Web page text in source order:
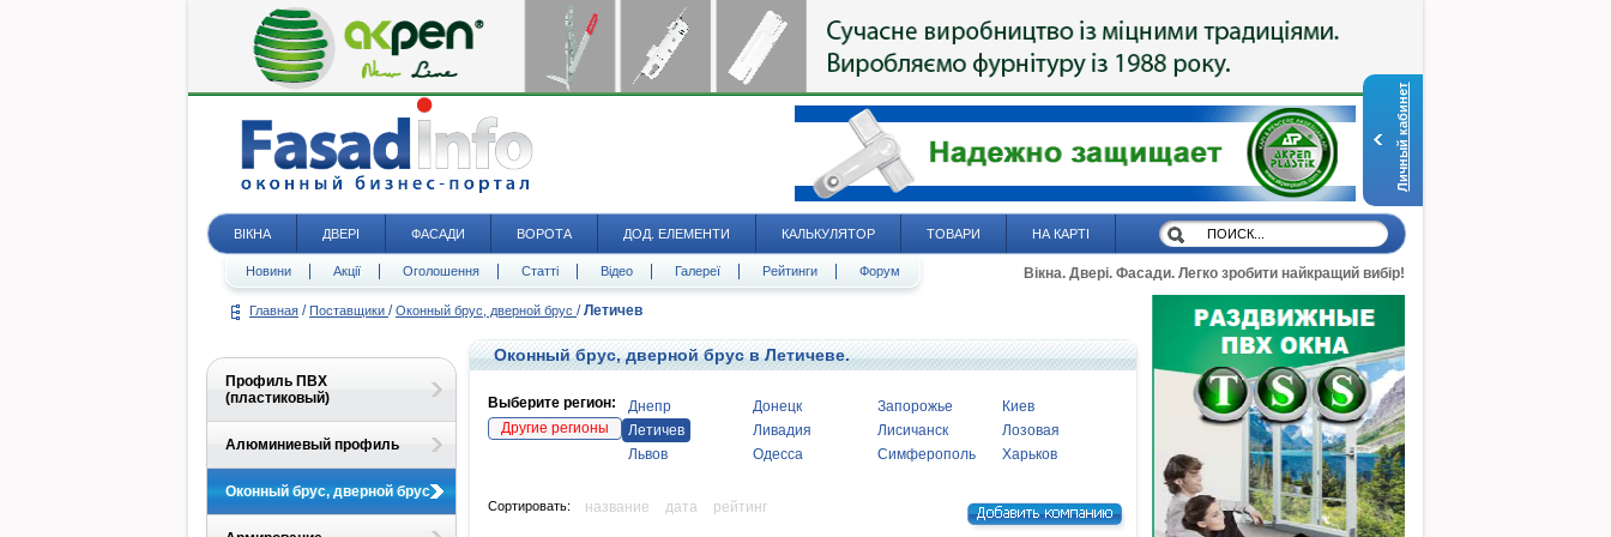
Личный кабинет
ВІКНА ДВЕРІ ФАСАДИ ВОРОТА ДОД. ЕЛЕМЕНТИ КАЛЬКУЛЯТОР ТОВАРИ НА КАРТІ
Новини Акції Оголошення Статті Відео Галереї Рейтинги Форум Вікна. Двері. Фасади. Легко зробити найкращий вибір!
Главная / Поставщики / Оконный брус, дверной брус / Летичев
Профиль ПВХ
(пластиковый)
Алюминиевый профиль
Оконный брус, дверной брус
Оконный брус, дверной брус в Летичеве.
Выберите регион:
Другие регионы
Днепр Донецк Запорожье
Киев
Летичев
Ливадия Лисичанск
Лозовая
Львов
Одесса Симферополь Харьков
Сортировать: название дата рейтинг